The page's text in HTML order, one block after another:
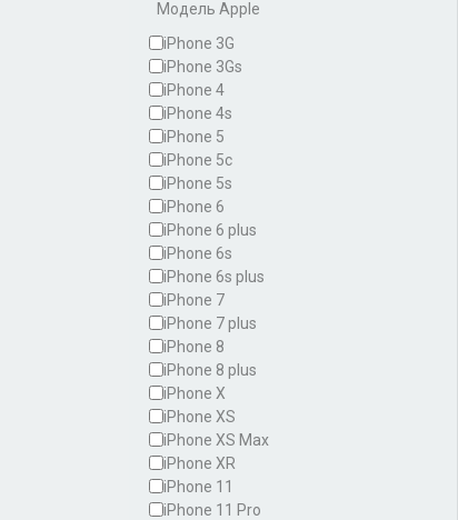
Модель Apple
iPhone 3G
iPhone 3Gs
iPhone 4
iPhone 4s
iPhone 5
iPhone 5c
iPhone 5s
iPhone 6
iPhone 6 plus
iPhone 6s
iPhone 6s plus
iPhone 7
iPhone 7 plus
iPhone 8
iPhone 8 plus
iPhone X
iPhone XS
iPhone XS Max
iPhone XR
iPhone 11
iPhone 11 Pro